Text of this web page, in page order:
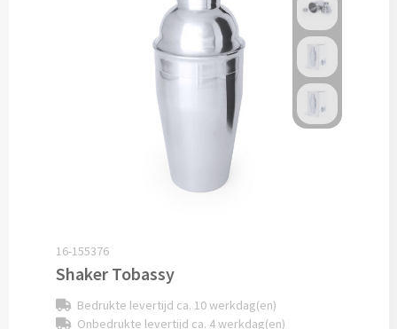
Chocolade & Bonbons bedrukken
Chips & Nootjes bedrukken
16-155376
Shaker Tobassy
Bedrukte levertijd ca. 10 werkdag(en)
Onbedrukte levertijd ca. 4 werkdag(en)